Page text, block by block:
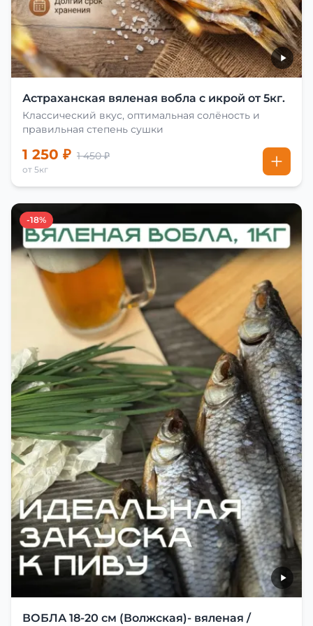
Астраханская вяленая вобла с икрой от 5кг.
Классический вкус, оптимальная солёность и
правильная степень сушки
1 250 ₽ 1 450 ₽
от 5кг
-18%
ВОБЛА 18-20 см (Волжская)- вяленая /